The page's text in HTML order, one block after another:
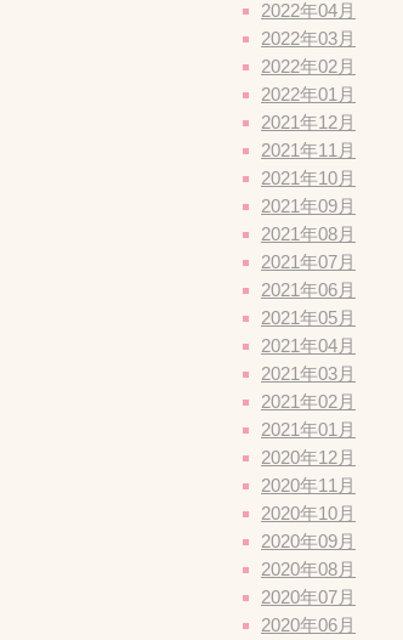
2022年04月
2022年03月
2022年02月
2022年01月
2021年12月
2021年11月
2021年10月
2021年09月
2021年08月
2021年07月
2021年06月
2021年05月
2021年04月
2021年03月
2021年02月
2021年01月
2020年12月
2020年11月
2020年10月
2020年09月
2020年08月
2020年07月
2020年06月